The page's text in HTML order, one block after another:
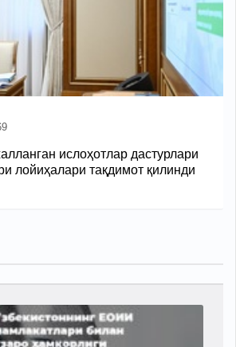
ислоҳотлар дастурлари
лойиҳалари тақдимот қилинди